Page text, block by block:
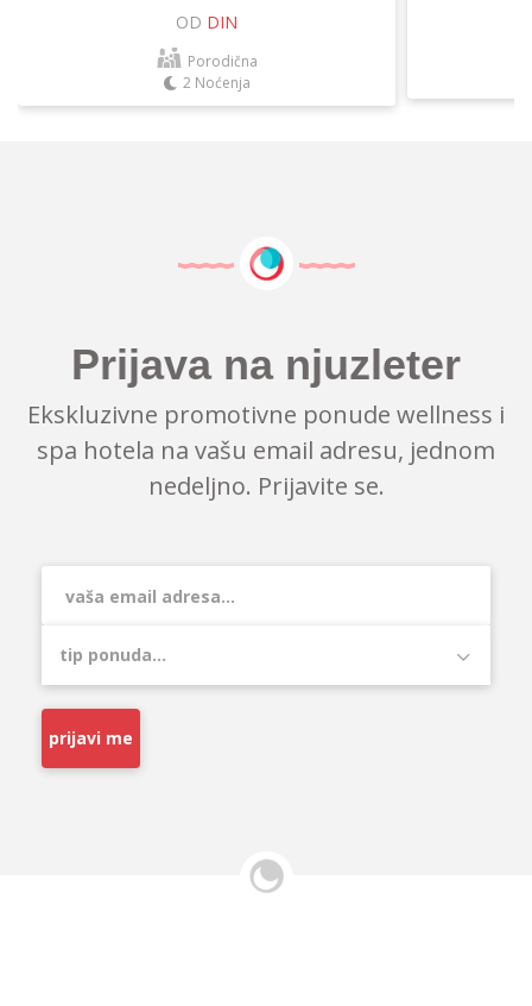
OD DIN
Porodična
2 Noćenja
Prijava na njuzleter
Ekskluzivne promotivne ponude wellness i
spa hotela na vašu email adresu, jednom
nedeljno. Prijavite se.
prijavi me